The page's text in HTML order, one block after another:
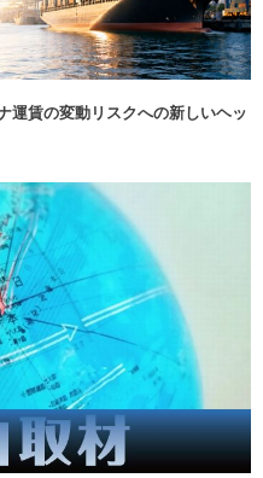
運賃の変動リスクへの新しいヘッ